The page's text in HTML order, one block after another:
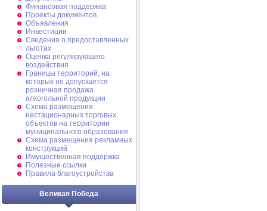
Финансовая поддержка
Проекты документов
Объявления
Инвестиции
Сведения о предоставленных
льготах
Оценка регулирующего
воздействия
Границы территорий, на
которых не допускается
розничная продажа
алкогольной продукции
Схема размещения
нестационарных торговых
объектов на территории
муниципального образования
Схема размещения рекламных
конструкций
Имущественная поддержка
Полезные ссылки
Правила благоустройства
Великая Победа